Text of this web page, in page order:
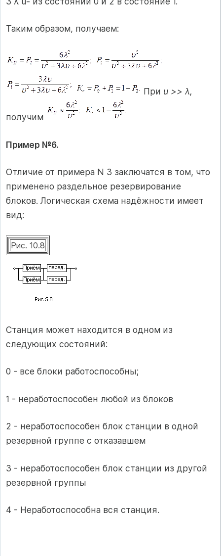
Таким образом, получаем:
При u >> λ,
получим
Пример №6.
Отличие от примера N 3 заключатся в том, что
применено раздельное резервирование
блоков. Логическая схема надёжности имеет
вид:
Рис. 10.8
Станция может находится в одном из
следующих состояний:
0 - все блоки работоспособны;
1 - неработоспособен любой из блоков
2 - неработоспособен блок станции в одной
резервной группе с отказавшем
3 - неработоспособен блок станции из другой
резервной группы
4 - Неработоспособна вся станция.